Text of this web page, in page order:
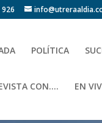
POLÍTICA
CON…. EN